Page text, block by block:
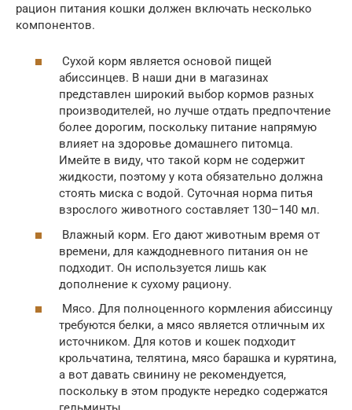
рацион питания кошки должен включать несколько
компонентов.
Сухой корм является основой пищей
абиссинцев. В наши дни в магазинах
представлен широкий выбор кормов разных
производителей, но лучше отдать предпочтение
более дорогим, поскольку питание напрямую
влияет на здоровье домашнего питомца.
Имейте в виду, что такой корм не содержит
жидкости, поэтому у кота обязательно должна
стоять миска с водой. Суточная норма питья
взрослого животного составляет 130–140 мл.
Влажный корм. Его дают животным время от
времени, для каждодневного питания он не
подходит. Он используется лишь как
дополнение к сухому рациону.
Мясо. Для полноценного кормления абиссинцу
требуются белки, а мясо является отличным их
источником. Для котов и кошек подходит
крольчатина, телятина, мясо барашка и курятина,
а вот давать свинину не рекомендуется,
поскольку в этом продукте нередко содержатся